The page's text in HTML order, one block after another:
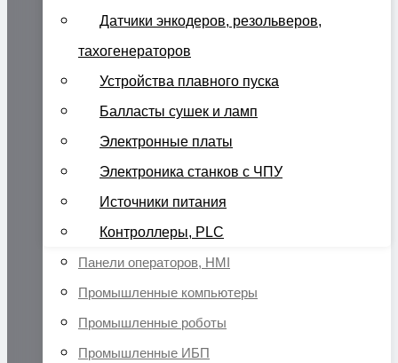
Датчики энкодеров, резольверов,
тахогенераторов
Устройства плавного пуска
Балласты сушек и ламп
Электронные платы
Электроника станков с ЧПУ
Источники питания
Контроллеры, PLC
Панели операторов, HMI
Промышленные компьютеры
Промышленные роботы
Промышленные ИБП